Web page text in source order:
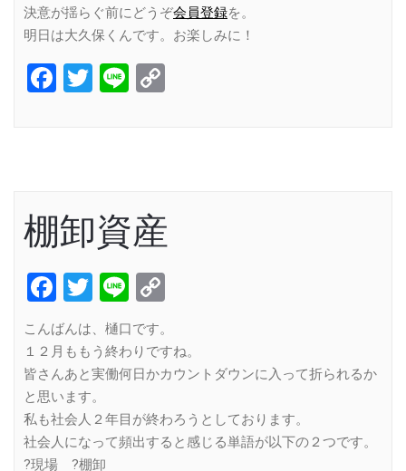
決意が揺らぐ前にどうぞ会員登録を。
明日は大久保くんです。お楽しみに！
Facebook
Twitter
Line
棚卸資産
Facebook
Twitter
Line
こんばんは、樋口です。
１２月ももう終わりですね。
皆さんあと実働何日かカウントダウンに入って折られるか
と思います。
私も社会人２年目が終わろうとしております。
社会人になって頻出すると感じる単語が以下の２つです。
?現場 ?棚卸